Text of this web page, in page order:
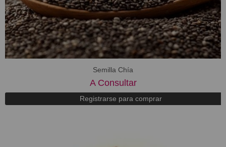
Semilla Chía
A Consultar
Registrarse para comprar